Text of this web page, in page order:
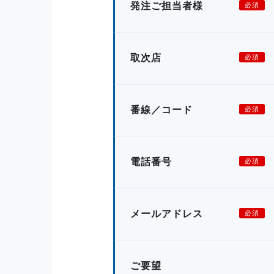
発注ご担当者様 必須
取次店 必須
番線／コード 必須
電話番号 必須
メールアドレス 必須
ご要望